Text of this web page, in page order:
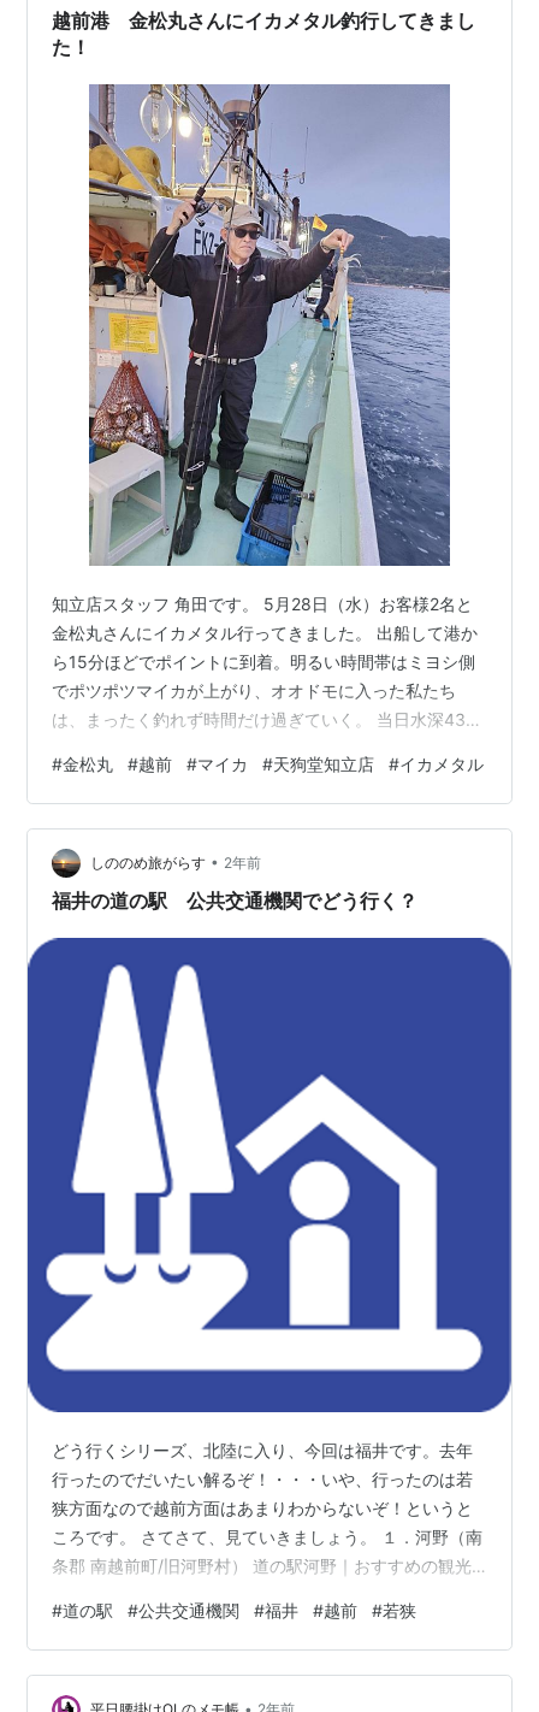
も要予約だったりで決まらない、そんな中暑いから蕎麦
もええかも …
越前港 金松丸さんにイカメタル釣行してきまし
た！
知立店スタッフ 角田です。 5月28日（水）お客様2名と
金松丸さんにイカメタル行ってきました。 出船して港か
ら15分ほどでポイントに到着。明るい時間帯はミヨシ側
でポツポツマイカが上がり、オオドモに入った私たち
は、まったく釣れず時間だけ過ぎていく。 当日水深43ｍ
くない潮でした。 点灯後は、前の方から釣れ出し、一緒
に行った柴田さん、小島さんはさっそく掛ける。私は、
最初サバからスタートとなってしまいました。 水面下
は、サバだらけで釣りにくい状態。出遅れた私は、シマ
ノのスイスイドロッパーで、大剣に近い大きさのマイカ
#金松丸 #越前 #マイカ #天狗堂知立店 #イカメタル
しののめ旅がらす • 2年前
福井の道の駅 公共交通機関でどう行く？
どう行くシリーズ、北陸に入り、今回は福井です。去年
行ったのでだいたい解るぞ！・・・いや、行ったのは若
狭方面なので越前方面はあまりわからないぞ！というと
ころです。 さてさて、見ていきましょう。 １．河野（南
条郡 南越前町/旧河野村） 道の駅河野｜おすすめの観光
ットコム 車と地図のみ/個別のHPなし 福井鉄道・たけふ
新駅（ハピラインふくい・武生駅より約400ｍ）からハ
ピラインふくい・王子保駅を経由する福井鉄道バス・王
#道の駅 #公共交通機関 #福井 #越前 #若狭